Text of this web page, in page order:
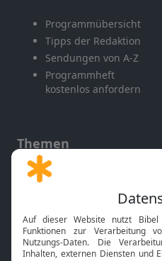
Programmübersicht
Tipps der Redaktion
Sendungen von A-Z
Programmheft
kostenlos anfordern
Themen
Gott und Bibel erklärt
Neuigkeiten